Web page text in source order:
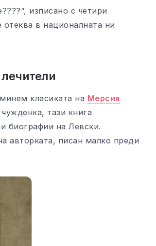
изписано с четири
в националната ни
класиката на Мерсия
тази книга
биографии на Левски.
авторката, писан малко преди